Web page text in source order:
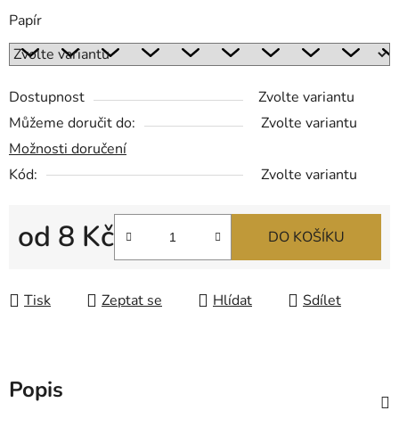
Papír
Dostupnost
Zvolte variantu
Můžeme doručit do:
Zvolte variantu
Možnosti doručení
Kód:
Zvolte variantu
od 8 Kč DO KOŠÍKU
Tisk Zeptat se Hlídat Sdílet
Popis